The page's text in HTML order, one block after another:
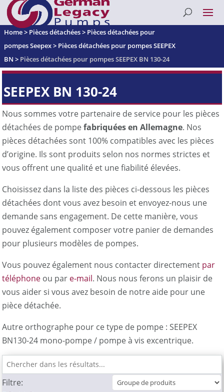
Home> Pièces détachées> Pièces détachées pour
pompes Seepex> Pièces détachées pour pompes SEEPEX
BN > Pièces détachées pour pompes SEEPEX BN 130-24
SEEPEX BN 130-24
Nous sommes votre partenaire de service pour les pièces
détachées de pompefabriquées en Allemagne. Nos
pièces détachées sont 100% compatibles avec les pièces
d’origine. Ils sont produits selon nos normes strictes et
vous offrent une qualité et une fiabilité élevées.
Choisissez dans la liste des pièces ci-dessous les pièces
détachées dont vous avez besoin et envoyez-nous une
demande sans engagement. De cette manière, vous
pouvez également composer votre panier de demandes
pour plusieurs modèles de pompes.
Vous pouvez également nous contacter directement par
téléphone ou par e-mail. Nous nous ferons un plaisir de
vous aider si vous avez besoin de notre aide pour une
pièce détachée.
Autre orthographe pour ce type de pompe : SEEPEX
BN130-24 mono-pompe / pompe à vis excentrique.
Filtre: